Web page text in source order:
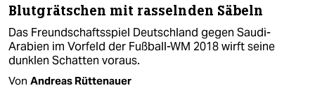
Blutgrätschen mit rasselnden Säbeln
Das Freundschaftsspiel Deutschland gegen Saudi-
Arabien im Vorfeld der Fußball-WM 2018 wirft seine
dunklen Schatten voraus.
Von Andreas Rüttenauer